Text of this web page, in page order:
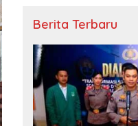
Berita Terbaru